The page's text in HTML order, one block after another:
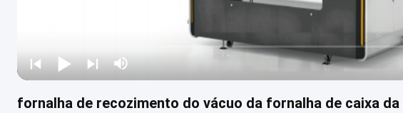
fornalha de recozimento do vácuo da fornalha de caixa